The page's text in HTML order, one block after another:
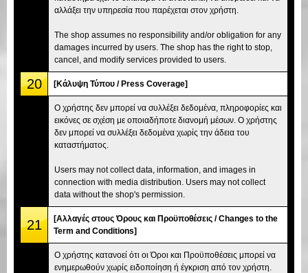
αλλάξει την υπηρεσία που παρέχεται στον χρήστη.
The shop assumes no responsibility and/or obligation for any
damages incurred by users. The shop has the right to stop,
cancel, and modify services provided to users.
20 [Κάλυψη Τύπου / Press Coverage]
Ο χρήστης δεν μπορεί να συλλέξει δεδομένα, πληροφορίες και
εικόνες σε σχέση με οποιαδήποτε διανομή μέσων. Ο χρήστης
δεν μπορεί να συλλέξει δεδομένα χωρίς την άδεια του
καταστήματος.
Users may not collect data, information, and images in
connection with media distribution. Users may not collect
data without the shop's permission.
21
[Αλλαγές στους Όρους και Προϋποθέσεις / Changes to the
Term and Conditions]
Ο χρήστης κατανοεί ότι οι Όροι και Προϋποθέσεις μπορεί να
ενημερωθούν χωρίς ειδοποίηση ή έγκριση από τον χρήστη.